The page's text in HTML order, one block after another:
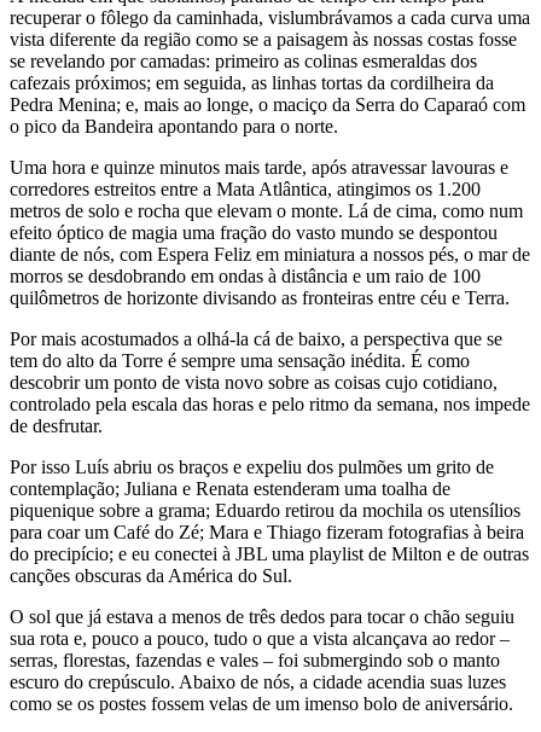
recuperar o fôlego da caminhada, vislumbrávamos a cada curva uma
vista diferente da região como se a paisagem às nossas costas fosse
se revelando por camadas: primeiro as colinas esmeraldas dos
cafezais próximos; em seguida, as linhas tortas da cordilheira da
Pedra Menina; e, mais ao longe, o maciço da Serra do Caparaó com
o pico da Bandeira apontando para o norte.
Uma hora e quinze minutos mais tarde, após atravessar lavouras e
corredores estreitos entre a Mata Atlântica, atingimos os 1.200
metros de solo e rocha que elevam o monte. Lá de cima, como num
efeito óptico de magia uma fração do vasto mundo se despontou
diante de nós, com Espera Feliz em miniatura a nossos pés, o mar de
morros se desdobrando em ondas à distância e um raio de 100
quilômetros de horizonte divisando as fronteiras entre céu e Terra.
Por mais acostumados a olhá-la cá de baixo, a perspectiva que se
tem do alto da Torre é sempre uma sensação inédita. É como
descobrir um ponto de vista novo sobre as coisas cujo cotidiano,
controlado pela escala das horas e pelo ritmo da semana, nos impede
de desfrutar.
Por isso Luís abriu os braços e expeliu dos pulmões um grito de
contemplação; Juliana e Renata estenderam uma toalha de
piquenique sobre a grama; Eduardo retirou da mochila os utensílios
para coar um Café do Zé; Mara e Thiago fizeram fotografias à beira
do precipício; e eu conectei à JBL uma playlist de Milton e de outras
canções obscuras da América do Sul.
O sol que já estava a menos de três dedos para tocar o chão seguiu
sua rota e, pouco a pouco, tudo o que a vista alcançava ao redor –
serras, florestas, fazendas e vales – foi submergindo sob o manto
escuro do crepúsculo. Abaixo de nós, a cidade acendia suas luzes
como se os postes fossem velas de um imenso bolo de aniversário.